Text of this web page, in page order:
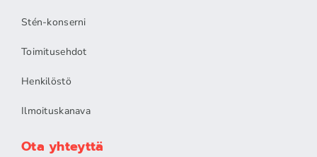
Stén-konserni
Toimitusehdot
Henkilöstö
Ilmoituskanava
Ota yhteyttä